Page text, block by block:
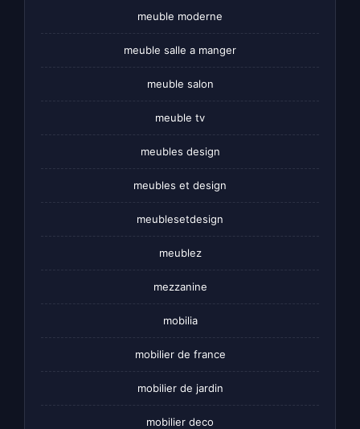
meuble moderne
meuble salle a manger
meuble salon
meuble tv
meubles design
meubles et design
meublesetdesign
meublez
mezzanine
mobilia
mobilier de france
mobilier de jardin
mobilier deco